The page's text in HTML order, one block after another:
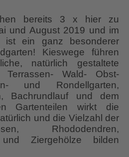
bereits 3 x hier zu
und August 2019 und im
ist ein ganz besonderer
Kieswege führen
natürlich gestaltete
Terrassen- Wald- Obst-
und Rondellgarten,
Bachrundlauf und dem
Gartenteilen wirkt die
und die Vielzahl der
Rhododendren,
Ziergehölze bilden